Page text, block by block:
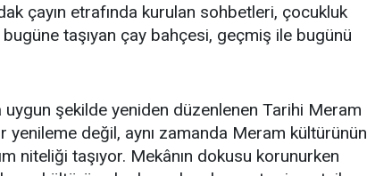
çayın etrafında kurulan sohbetleri, çocukluk
bugüne taşıyan çay bahçesi, geçmiş ile bugünü
uygun şekilde yeniden düzenlenen Tarihi Meram
değil, aynı zamanda Meram kültürünün
niteliği taşıyor. Mekânın dokusu korunurken